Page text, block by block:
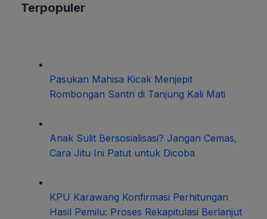
Terpopuler
Pasukan Mahisa Kicak Menjepit
Rombongan Santri di Tanjung Kali Mati
Anak Sulit Bersosialisasi? Jangan Cemas,
Cara Jitu Ini Patut untuk Dicoba
KPU Karawang Konfirmasi Perhitungan
Hasil Pemilu: Proses Rekapitulasi Berlanjut